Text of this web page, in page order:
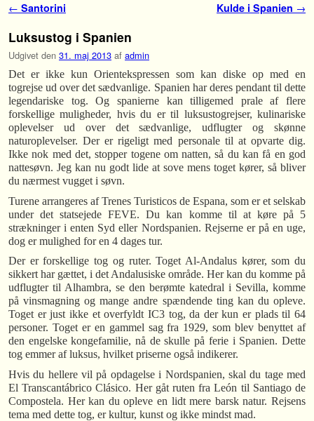
Indlæg navigation
← Santorini Kulde i Spanien →
Luksustog i Spanien
Udgivet den 31. maj 2013 af admin
Det er ikke kun Orientekspressen som kan diske op med en
togrejse ud over det sædvanlige. Spanien har deres pendant til dette
legendariske tog. Og spanierne kan tilligemed prale af flere
forskellige muligheder, hvis du er til luksustogrejser, kulinariske
oplevelser ud over det sædvanlige, udflugter og skønne
naturoplevelser. Der er rigeligt med personale til at opvarte dig.
Ikke nok med det, stopper togene om natten, så du kan få en god
nattesøvn. Jeg kan nu godt lide at sove mens toget kører, så bliver
du nærmest vugget i søvn.
Turene arrangeres af Trenes Turisticos de Espana, som er et selskab
under det statsejede FEVE. Du kan komme til at køre på 5
strækninger i enten Syd eller Nordspanien. Rejserne er på en uge,
dog er mulighed for en 4 dages tur.
Der er forskellige tog og ruter. Toget Al-Andalus kører, som du
sikkert har gættet, i det Andalusiske område. Her kan du komme på
udflugter til Alhambra, se den berømte katedral i Sevilla, komme
på vinsmagning og mange andre spændende ting kan du opleve.
Toget er just ikke et overfyldt IC3 tog, da der kun er plads til 64
personer. Toget er en gammel sag fra 1929, som blev benyttet af
den engelske kongefamilie, nå de skulle på ferie i Spanien. Dette
tog emmer af luksus, hvilket priserne også indikerer.
Hvis du hellere vil på opdagelse i Nordspanien, skal du tage med
El Transcantábrico Clásico. Her gåt ruten fra León til Santiago de
Compostela. Her kan du opleve en lidt mere barsk natur. Rejsens
tema med dette tog, er kultur, kunst og ikke mindst mad.